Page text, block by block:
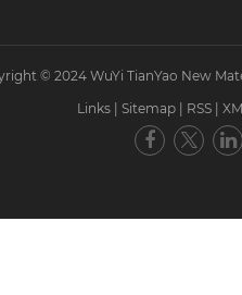
© 2024 WuYi TianYao New
Links
Sitemap RSS